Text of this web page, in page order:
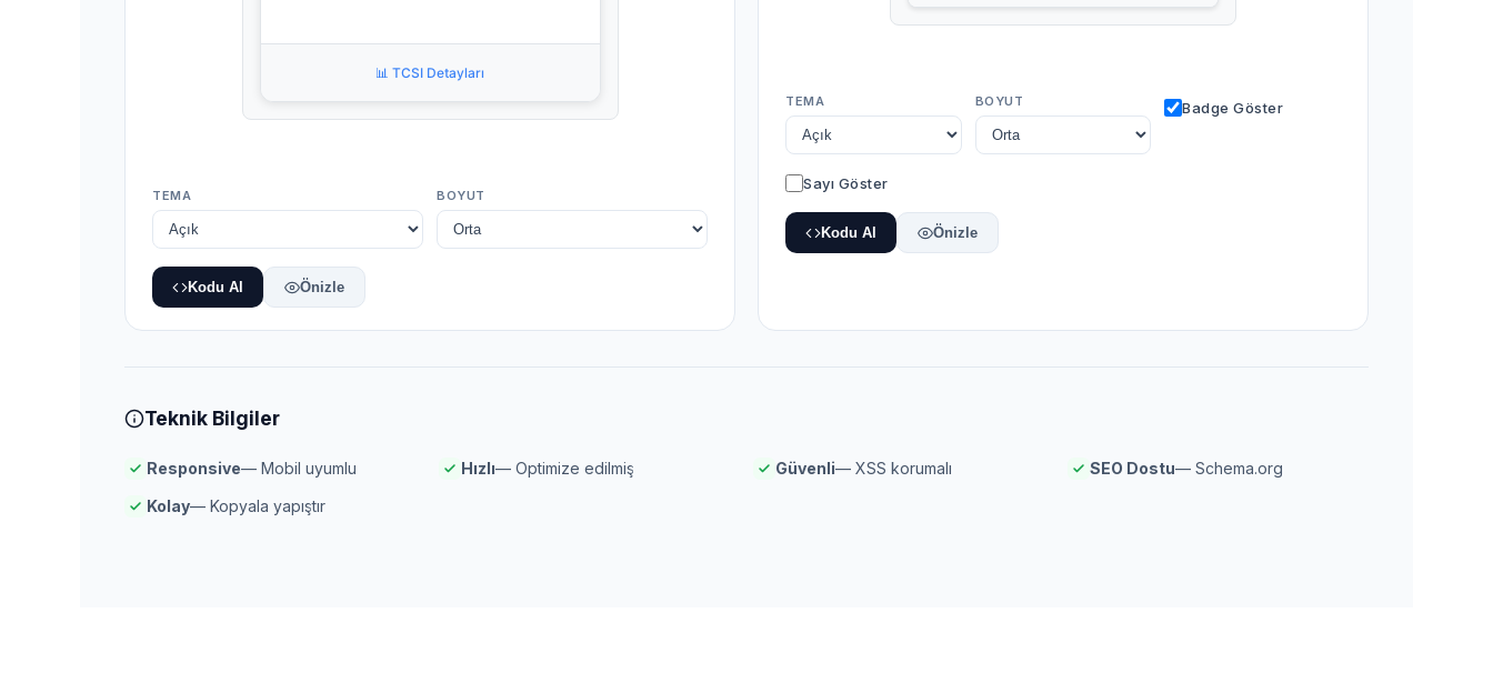
📊 TCSI Detayları
TEMA BOYUT
Kodu Al Önizle
TEMA BOYUT Badge Göster
Sayı Göster
Kodu Al Önizle
Teknik Bilgiler
Responsive— Mobil uyumlu Hızlı— Optimize edilmiş Güvenli— XSS korumalı SEO Dostu— Schema.org
Kolay— Kopyala yapıştır